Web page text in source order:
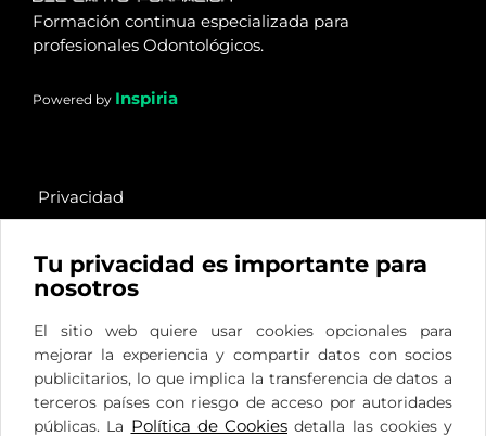
Formación continua especializada para
profesionales Odontológicos.
Powered by Inspiria
Privacidad
Cookies
Legal
Plaza del Ferrocarril, 12
Bajo
28290 Las Matas, Madrid
Tu privacidad es importante para
nosotros
El sitio web quiere usar cookies opcionales para
mejorar la experiencia y compartir datos con socios
publicitarios, lo que implica la transferencia de datos a
terceros países con riesgo de acceso por autoridades
públicas. La Política de Cookies detalla las cookies y